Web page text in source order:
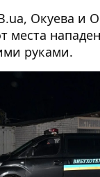
Окуева и
места
руками.